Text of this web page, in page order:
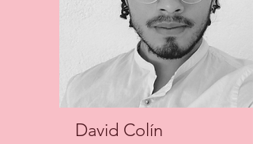
David Colín